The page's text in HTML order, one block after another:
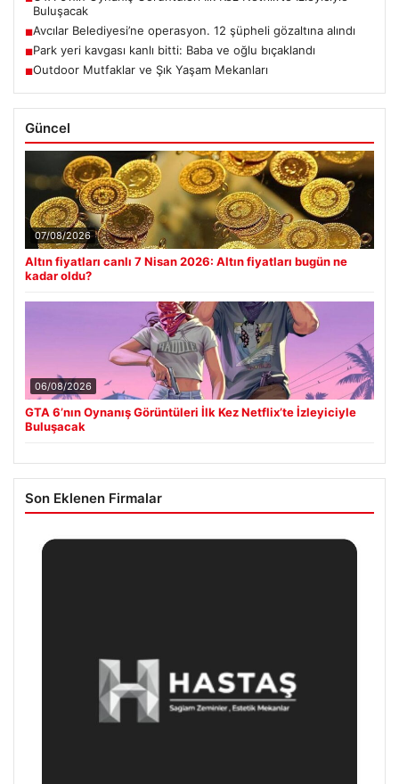
Buluşacak
■Avcılar Belediyesi’ne operasyon. 12 şüpheli gözaltına alındı
■Park yeri kavgası kanlı bitti: Baba ve oğlu bıçaklandı
■Outdoor Mutfaklar ve Şık Yaşam Mekanları
Güncel
07/08/2026
Altın fiyatları canlı 7 Nisan 2026: Altın fiyatları bugün ne
kadar oldu?
06/08/2026
GTA 6’nın Oynanış Görüntüleri İlk Kez Netflix’te İzleyiciyle
Buluşacak
Son Eklenen Firmalar